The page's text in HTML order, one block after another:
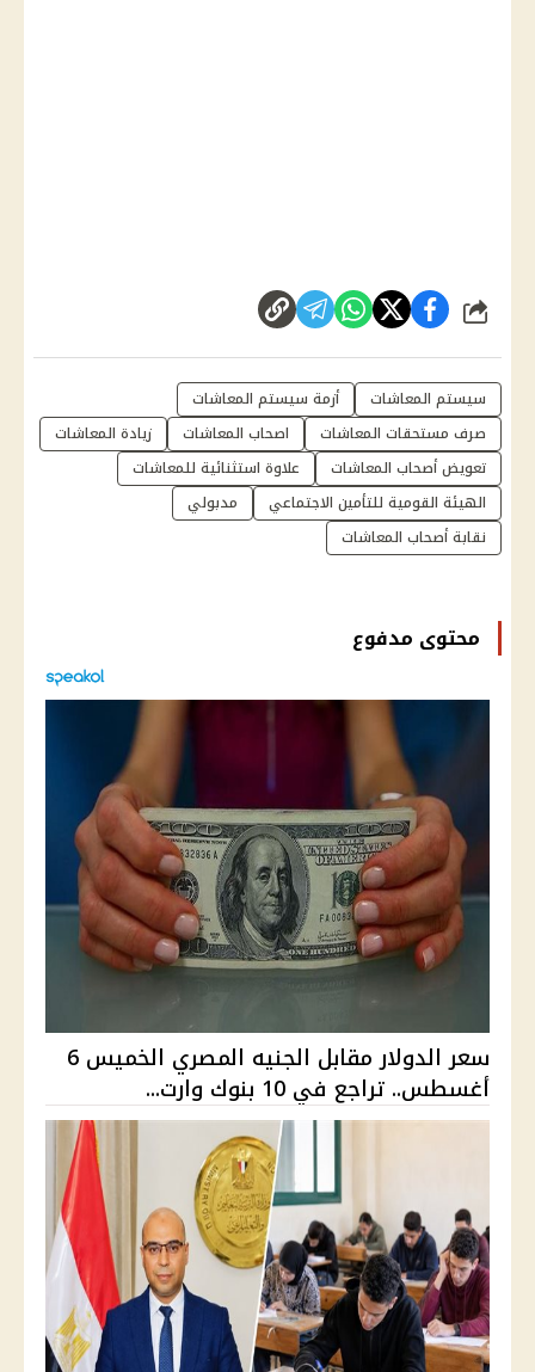
شارك
سيستم المعاشات
أزمة سيستم المعاشات
صرف مستحقات المعاشات
اصحاب المعاشات
زيادة المعاشات
تعويض أصحاب المعاشات
علاوة استثنائية للمعاشات
الهيئة القومية للتأمين الاجتماعي
مدبولي
نقابة أصحاب المعاشات
محتوى مدفوع
سعر الدولار مقابل الجنيه المصري الخميس 6
أغسطس.. تراجع في 10 بنوك وارت...